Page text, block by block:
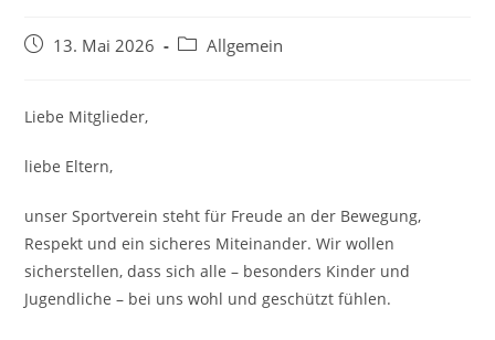
Beitrag13. Mai 2026
Beitrags-
Allgemein
Liebe Mitglieder,
liebe Eltern,
unser Sportverein steht für Freude an der Bewegung,
Respekt und ein sicheres Miteinander. Wir wollen
sicherstellen, dass sich alle – besonders Kinder und
Jugendliche – bei uns wohl und geschützt fühlen.